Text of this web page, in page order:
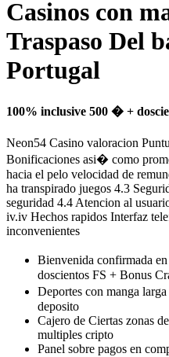
Casinos con
Traspaso Del
Portugal
100% inclusive 500 � +
Neon54 Casino valoracion
Bonificaciones asi� como
hacia el pelo velocidad de
ha transpirado juegos 4.3
seguridad 4.4 Atencion al
iv.iv Hechos rapidos Interfaz
inconvenientes
Bienvenida confirmada
doscientos FS + Bonus
Deportes con manga
deposito
Cajero de Ciertas zonas
multiples cripto
Panel sobre pagos en